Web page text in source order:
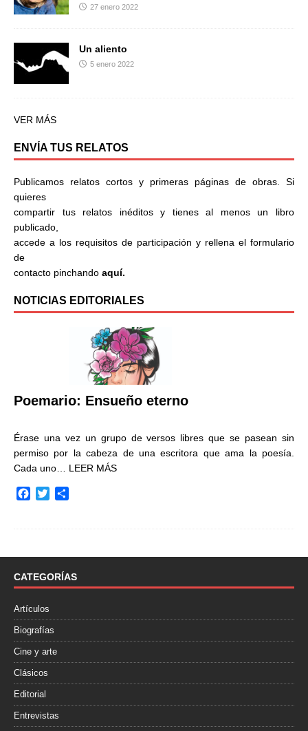
27 enero 2022
Un aliento
5 enero 2022
VER MÁS
ENVÍA TUS RELATOS
Publicamos relatos cortos y primeras páginas de obras. Si
quieres
compartir tus relatos inéditos y tienes al menos un libro
publicado,
accede a los requisitos de participación y rellena el formulario
de
contacto pinchando aquí.
NOTICIAS EDITORIALES
Poemario: Ensueño eterno
Érase una vez un grupo de versos libres que se pasean sin
permiso por la cabeza de una escritora que ama la poesía.
Cada uno… LEER MÁS
o
k
r
t
i
CATEGORÍAS
Artículos
Biografías
Cine y arte
Clásicos
Editorial
Entrevistas